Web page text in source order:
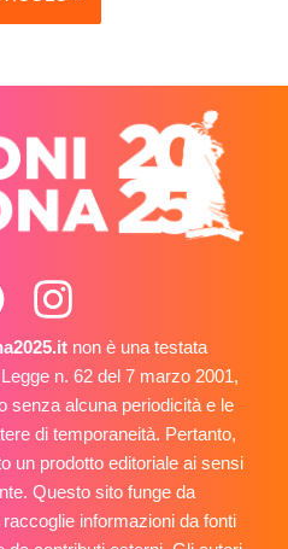
non è una testata
n. 62 del 7 marzo 2001,
senza alcuna periodicità e le
di temporaneità. Pertanto,
un prodotto editoriale ai sensi
Questo sito funge da
raccoglie informazioni da fonti